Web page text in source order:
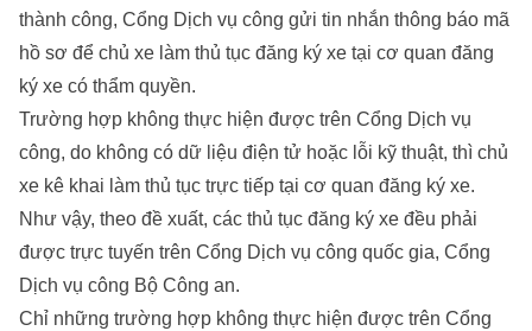
thành công, Cổng Dịch vụ công gửi tin nhắn thông báo mã
hồ sơ để chủ xe làm thủ tục đăng ký xe tại cơ quan đăng
ký xe có thẩm quyền.
Trường hợp không thực hiện được trên Cổng Dịch vụ
công, do không có dữ liệu điện tử hoặc lỗi kỹ thuật, thì chủ
xe kê khai làm thủ tục trực tiếp tại cơ quan đăng ký xe.
Như vậy, theo đề xuất, các thủ tục đăng ký xe đều phải
được trực tuyến trên Cổng Dịch vụ công quốc gia, Cổng
Dịch vụ công Bộ Công an.
Chỉ những trường hợp không thực hiện được trên Cổng